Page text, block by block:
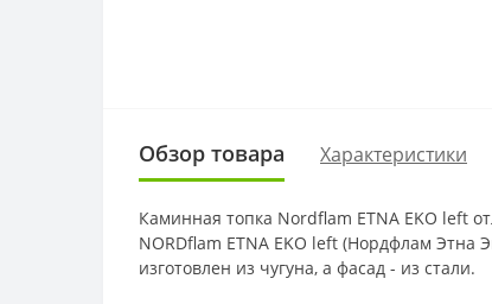
Обзор товара Характеристики
Каминная топка Nordflam ETNA EKO left
NORDflam ETNA EKO left (Нордфлам
изготовлен из чугуна, а фасад - из стали.